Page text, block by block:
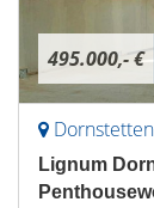
495.000,- €
Dornstetten
Lignum